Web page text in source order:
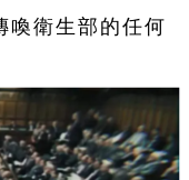
喚衛生部的任何